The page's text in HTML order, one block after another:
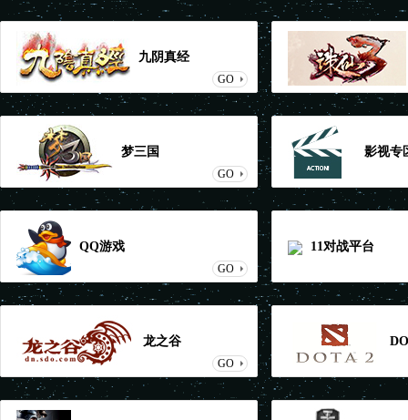
九阴真经
GO
梦三国
GO
影视专
QQ游戏
GO
11对战平台
龙之谷
GO